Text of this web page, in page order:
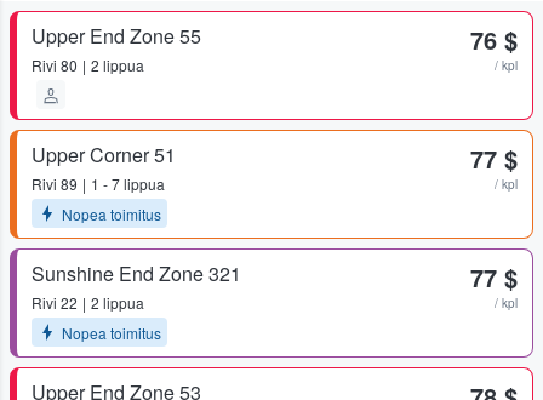
Upper End Zone 55
Rivi 80 2 lippua
76 $
/ kpl
Upper Corner 51
Rivi 89
1 - 7 lippua
Nopea toimitus
77 $
/ kpl
Sunshine End Zone 321
Rivi 22
2 lippua
Nopea toimitus
77 $
/ kpl
Upper End Zone 53